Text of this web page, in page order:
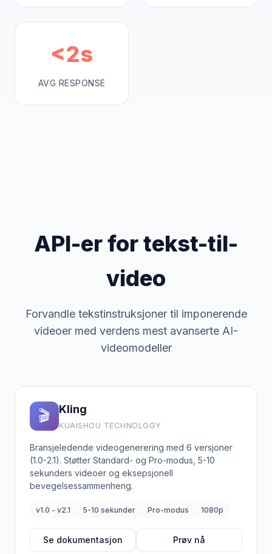
<2s
AVG RESPONSE
API-er for tekst-til-
video
Forvandle tekstinstruksjoner til imponerende
videoer med verdens mest avanserte AI-
videomodeller
🎬 Kling
KUAISHOU TECHNOLOGY
Bransjeledende videogenerering med 6 versjoner
(1.0-2.1). Støtter Standard- og Pro-modus, 5-10
sekunders videoer og eksepsjonell
bevegelsessammenheng.
v1.0 - v2.1 5-10 sekunder Pro-modus 1080p
Se dokumentasjon Prøv nå